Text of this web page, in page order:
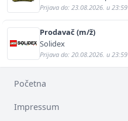
Prijava do: 23.08.2026. u 23:59
Prodavač (m/ž)
Solidex
Prijava do: 20.08.2026. u 23:59
Početna
Impressum